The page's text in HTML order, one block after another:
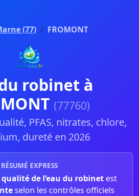
(77) FROMONT
robinet à
(77760)
PFAS, nitrates, chlore,
dureté en 2026
RÉSUMÉ EXPRESS
qualité de l’eau du robinet est
selon les contrôles officiels